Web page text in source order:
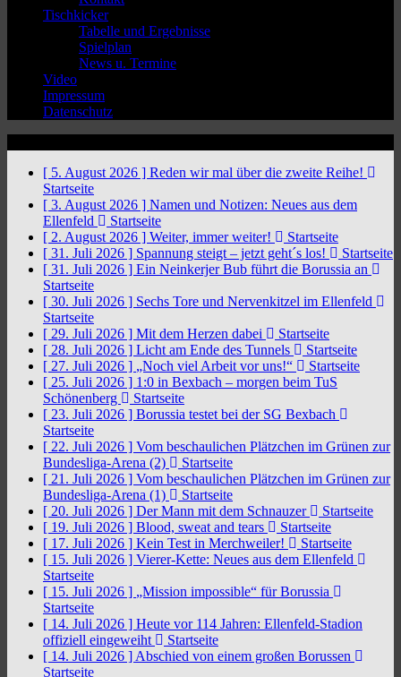
Tischkicker
Tabelle und Ergebnisse
Spielplan
News u. Termine
Video
Impressum
Datenschutz
[ 5. August 2026 ] Reden wir mal über die zweite Reihe!
Startseite
[ 3. August 2026 ] Namen und Notizen: Neues aus dem
Ellenfeld
Startseite
[ 2. August 2026 ] Weiter, immer weiter!
Startseite
[ 31. Juli 2026 ] Spannung steigt – jetzt geht´s los!
Startseite
[ 31. Juli 2026 ] Ein Neinkerjer Bub führt die Borussia an
Startseite
[ 30. Juli 2026 ] Sechs Tore und Nervenkitzel im Ellenfeld
Startseite
[ 29. Juli 2026 ] Mit dem Herzen dabei
Startseite
[ 28. Juli 2026 ] Licht am Ende des Tunnels
Startseite
[ 27. Juli 2026 ] „Noch viel Arbeit vor uns!“
Startseite
[ 25. Juli 2026 ] 1:0 in Bexbach – morgen beim TuS
Schönenberg
Startseite
[ 23. Juli 2026 ] Borussia testet bei der SG Bexbach
Startseite
[ 22. Juli 2026 ] Vom beschaulichen Plätzchen im Grünen zur
Bundesliga-Arena (2)
Startseite
[ 21. Juli 2026 ] Vom beschaulichen Plätzchen im Grünen zur
Bundesliga-Arena (1)
Startseite
[ 20. Juli 2026 ] Der Mann mit dem Schnauzer
Startseite
[ 19. Juli 2026 ] Blood, sweat and tears
Startseite
[ 17. Juli 2026 ] Kein Test in Merchweiler!
Startseite
[ 15. Juli 2026 ] Vierer-Kette: Neues aus dem Ellenfeld
Startseite
[ 15. Juli 2026 ] „Mission impossible“ für Borussia
Startseite
[ 14. Juli 2026 ] Heute vor 114 Jahren: Ellenfeld-Stadion
offiziell eingeweiht
Startseite
[ 14. Juli 2026 ] Abschied von einem großen Borussen
Startseite